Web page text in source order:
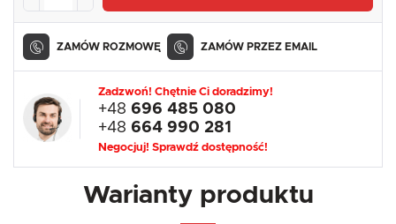
ZAMÓW ROZMOWĘ ZAMÓW PRZEZ EMAIL
Zadzwoń! Chętnie Ci doradzimy!
+48 696 485 080
+48 664 990 281
Negocjuj! Sprawdź dostępność!
Warianty produktu